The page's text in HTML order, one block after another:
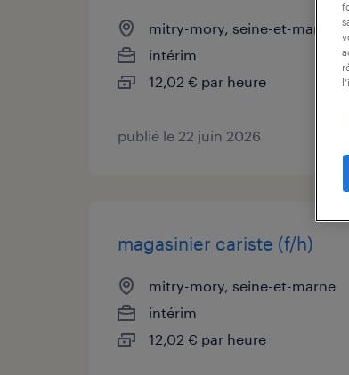
mitry-mory, seine-et-marne
intérim
12,02 € par heure
publié le 22 juin 2026
magasinier cariste (f/h)
mitry-mory, seine-et-marne
intérim
12,02 € par heure